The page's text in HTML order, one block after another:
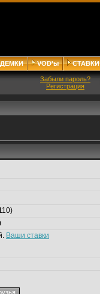
ДЕМКИ VOD'ы СТАВКИ
Забыли пароль?
Регистрация
Ваши ставки